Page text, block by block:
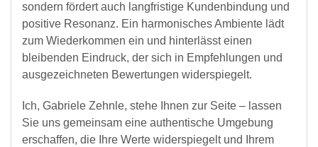
sondern fördert auch langfristige Kundenbindung und
positive Resonanz. Ein harmonisches Ambiente lädt
zum Wiederkommen ein und hinterlässt einen
bleibenden Eindruck, der sich in Empfehlungen und
ausgezeichneten Bewertungen widerspiegelt.
Ich, Gabriele Zehnle, stehe Ihnen zur Seite – lassen
Sie uns gemeinsam eine authentische Umgebung
erschaffen, die Ihre Werte widerspiegelt und Ihrem